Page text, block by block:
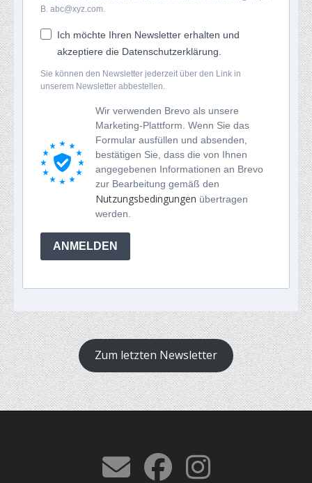
B. abc@xyz.com.
Ich möchte Ihren Newsletter erhalten und
akzeptiere die Datenschutzerklärung.
Sie können den Newsletter jederzeit über den Link in
unserem Newsletter abbestellen.
Wir verwenden Brevo als unsere
Marketing-Plattform. Wenn Sie das
Formular ausfüllen und absenden,
bestätigen Sie, dass die von Ihnen
angegebenen Informationen an Brevo
zur Bearbeitung gemäß den
Nutzungsbedingungen übertragen
werden.
ANMELDEN
Zum letzten Newsletter